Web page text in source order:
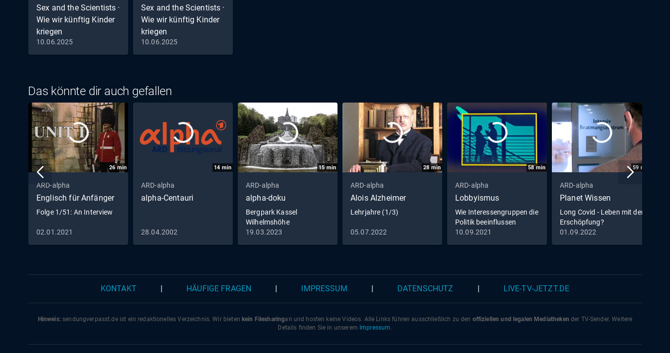
Sex and the Scientists ·
Wie wir künftig Kinder
kriegen
Folge 2: Videocall mit
Embryo
10.06.2025
Sex and the Scientists ·
Wie wir künftig Kinder
kriegen
Folge 3: Erbgut-Origami
10.06.2025
Das könnte dir auch gefallen
26min
ARD-alpha
Englisch für Anfänger
Folge 1/51: An Interview
02.01.2021
14 min
ARD-alpha
alpha-Centauri
28.04.2002
15min
ARD-alpha
alpha-doku
Bergpark Kassel
Wilhelmshöhe
(Deutschland) - Das Spiel
19.03.2023
28min
ARD-alpha
Alois Alzheimer
Lehrjahre (1/3)
05.07.2022
58min
ARD-alpha
Lobbyismus
Wie Interessengruppen die
Politik beeinflussen
10.09.2021
59 min
ARD-alpha
Planet Wissen
Long Covid - Leben mit der
Erschöpfung?
01.09.2022
KONTAKT HÄUFIGE FRAGEN IMPRESSUM DATENSCHUTZ LIVE-TV-JETZT.DE
Hinweis:sendungverpasst.deist ein redaktionelles Verzeichnis. Wir bieten kein Filesharingan und hosten keine Videos. Alle Links führen ausschließlich zu den offiziellen und legalen Mediatheken der TV-Sender. Weitere
Details finden Sie in unserem Impressum.